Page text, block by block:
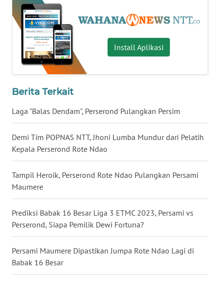
Install Aplikasi
Berita Terkait
Laga "Balas Dendam", Perserond Pulangkan Persim
Demi Tim POPNAS NTT, Jhoni Lumba Mundur dari Pelatih
Kepala Perserond Rote Ndao
Tampil Heroik, Perserond Rote Ndao Pulangkan Persami
Maumere
Prediksi Babak 16 Besar Liga 3 ETMC 2023, Persami vs
Perserond, Siapa Pemilik Dewi Fortuna?
Persami Maumere Dipastikan Jumpa Rote Ndao Lagi di
Babak 16 Besar
WN
SULUT
WN
MALUKU
WN
MALUT
WN
DAIRI
DANAU
TOBA
WN
NIAS
WN
LANGKAT